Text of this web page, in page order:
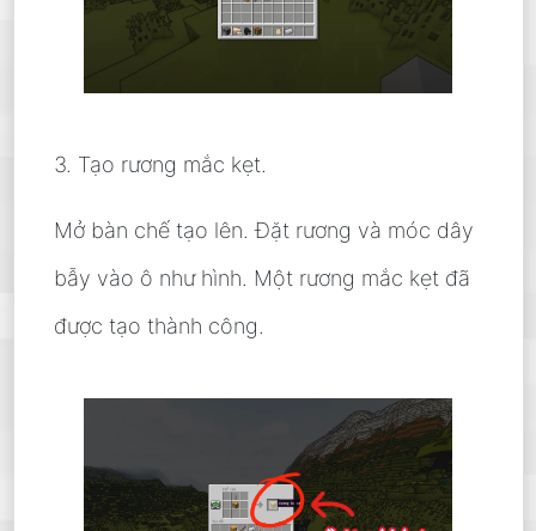
3. Tạo rương mắc kẹt.
Mở bàn chế tạo lên. Đặt rương và móc dây
bẫy vào ô như hình. Một rương mắc kẹt đã
được tạo thành công.